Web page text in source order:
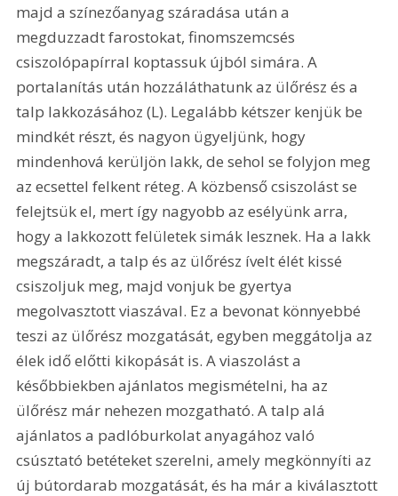
majd a színezőanyag száradása után a
megduzzadt farostokat, finomszemcsés
csiszolópapírral koptassuk újból simára. A
portalanítás után hozzáláthatunk az ülőrész és a
talp lakkozásához (L). Legalább kétszer kenjük be
mindkét részt, és nagyon ügyeljünk, hogy
mindenhová kerüljön lakk, de sehol se folyjon meg
az ecsettel felkent réteg. A közbenső csiszolást se
felejtsük el, mert így nagyobb az esélyünk arra,
hogy a lakkozott felületek simák lesznek. Ha a lakk
megszáradt, a talp és az ülőrész ívelt élét kissé
csiszoljuk meg, majd vonjuk be gyertya
megolvasztott viaszával. Ez a bevonat könnyebbé
teszi az ülőrész mozgatását, egyben meggátolja az
élek idő előtti kikopását is. A viaszolást a
későbbiekben ajánlatos megismételni, ha az
ülőrész már nehezen mozgatható. A talp alá
ajánlatos a padlóburkolat anyagához való
csúsztató betéteket szerelni, amely megkönnyíti az
új bútordarab mozgatását, és ha már a kiválasztott